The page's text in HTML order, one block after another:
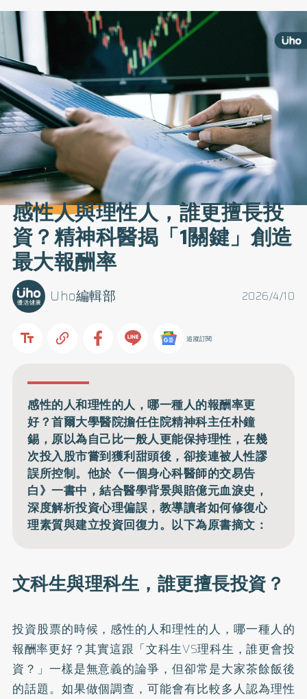
感性人與理性人，誰更擅長投
資？精神科醫揭「1關鍵」創造
最大報酬率
2026/4/10
Uho編輯部
追蹤訂閱
感性的人和理性的人，哪一種人的報酬率更
好？首爾大學醫院擔任住院精神科主任朴鐘
錫，原以為自己比一般人更能保持理性，在幾
次投入股市嘗到獲利甜頭後，卻接連被人性謬
誤所控制。他於《一個身心科醫師的交易告
白》一書中，結合醫學背景與賠億元血淚史，
深度解析投資心理偏誤，教導讀者如何修復心
理素質與建立投資回復力。以下為原書摘文：
文科生與理科生，誰更擅長投資？
投資股票的時候，感性的人和理性的人，哪一種人的
報酬率更好？其實這跟「文科生VS理科生，誰更會投
資？」一樣是無意義的論爭，但卻常是大家茶餘飯後
的話題。如果做個調查，可能會有比較多人認為理性